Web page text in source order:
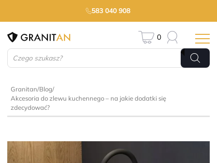
583 040 908
Wyszukiwarka
produktów
0
Granitan/Blog/
Akcesoria do zlewu kuchennego – na jakie dodatki się
zdecydować?